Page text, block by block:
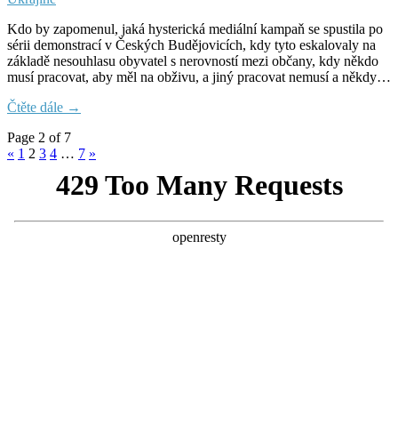
Kdo by zapomenul, jaká hysterická mediální kampaň se spustila po
sérii demonstrací v Českých Budějovicích, kdy tyto eskalovaly na
základě nesouhlasu obyvatel s nerovností mezi občany, kdy někdo
musí pracovat, aby měl na obživu, a jiný pracovat nemusí a někdy…
Čtěte dále →
Page 2 of 7
« 1 2 3 4 … 7 »